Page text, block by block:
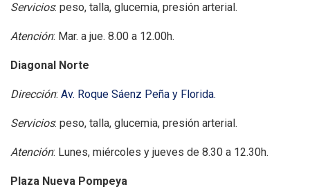
Servicios: peso, talla, glucemia, presión arterial.
Atención: Mar. a jue. 8.00 a 12.00h.
Diagonal Norte
Dirección: Av. Roque Sáenz Peña y Florida.
Servicios: peso, talla, glucemia, presión arterial.
Atención: Lunes, miércoles y jueves de 8.30 a 12.30h.
Plaza Nueva Pompeya